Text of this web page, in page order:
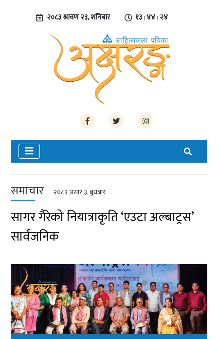
२०८३ श्रावण २३, शनिबार १३ : ४४ : २५
समाचार २०८३ असार ३, बुधबार
सागर गैरेको नियात्राकृति ‘एउटा अल्बाट्रस’
सार्वजनिक